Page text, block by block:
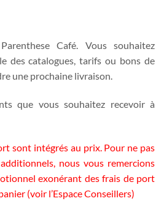
Café. Vous souhaitez
des catalogues, tarifs ou bons de
une prochaine livraison.
que vous souhaitez recevoir à
sont intégrés au prix. Pour ne pas
nous vous remercions
exonérant des frais de port
(voir l’Espace Conseillers)